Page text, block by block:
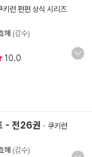
키런 펀펀 상식 시리즈
해 (감수)
10.0
- 전26권 - 쿠키런
해 (감수)